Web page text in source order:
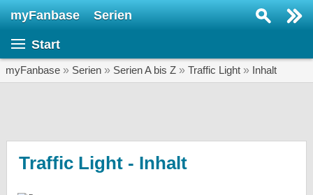
myFanbase Serien
Start
myFanbase » Serien » Serien A bis Z » Traffic Light » Inhalt
Traffic Light - Inhalt
SERIEN